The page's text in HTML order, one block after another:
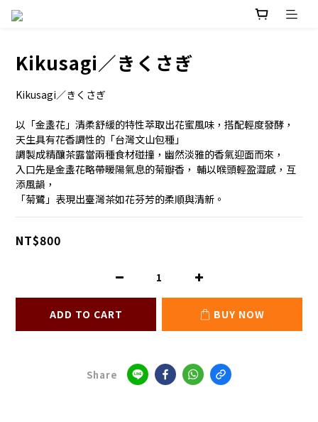
Kikusagi／きくさぎ
Kikusagi／きくさぎ
以「金盞花」清柔舒緩的特性萃取出花蜜風味，搭配輕度發酵，
天生具有花香調性的「台灣文山包種」
調製成精釀茶露當兩種食材碰撞，幽然淡雅的香氣迎面而來，
入口先是金盞花略帶暖陽氣息的菊瓣香， 輔以喉頭輕盈澀感，互
添風韻，
「菊鷺」表現出臺灣茶如花芬芳的柔順與清新。
NT$800
ADD TO CART BUY NOW
Share